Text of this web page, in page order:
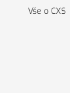
Vše o CXS